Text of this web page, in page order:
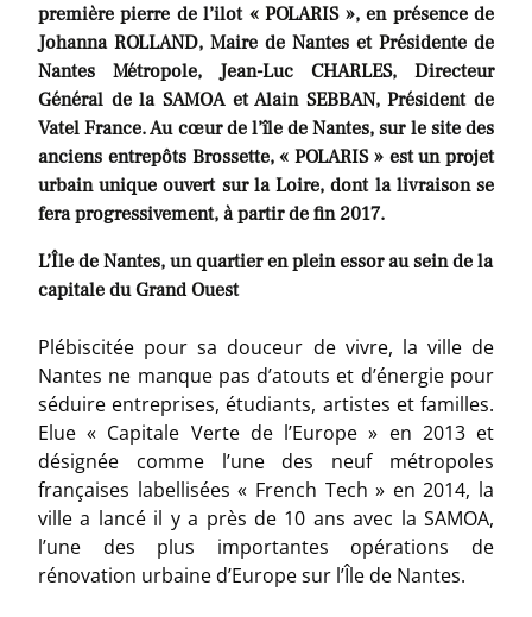
première pierre de l’ilot « POLARIS », en présence de
Johanna ROLLAND, Maire de Nantes et Présidente de
Nantes Métropole, Jean-Luc CHARLES, Directeur
Général de la SAMOA et Alain SEBBAN, Président de
Vatel France. Au cœur de l’île de Nantes, sur le site des
anciens entrepôts Brossette, « POLARIS » est un projet
urbain unique ouvert sur la Loire, dont la livraison se
fera progressivement, à partir de fin 2017.
L’Île de Nantes, un quartier en plein essor au sein de la
capitale du Grand Ouest
Plébiscitée pour sa douceur de vivre, la ville de
Nantes ne manque pas d’atouts et d’énergie pour
séduire entreprises, étudiants, artistes et familles.
Elue « Capitale Verte de l’Europe » en 2013 et
désignée comme l’une des neuf métropoles
françaises labellisées « French Tech » en 2014, la
ville a lancé il y a près de 10 ans avec la SAMOA,
l’une des plus importantes opérations de
rénovation urbaine d’Europe sur l’Île de Nantes.